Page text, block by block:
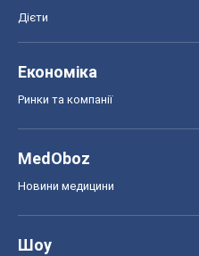
Дієти
Економіка
Ринки та компанії
MedOboz
Новини медицини
Шоу